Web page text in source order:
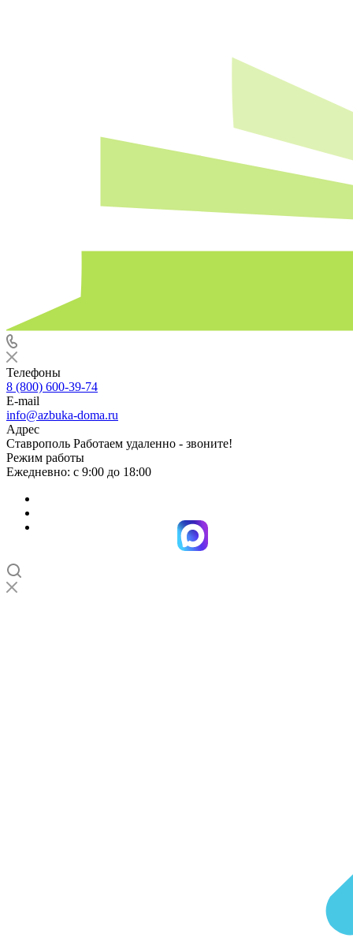
Телефоны
8 (800) 600-39-74
E-mail
info@azbuka-doma.ru
Адрес
Ставрополь Работаем удаленно - звоните!
Режим работы
Ежедневно: с 9:00 до 18:00